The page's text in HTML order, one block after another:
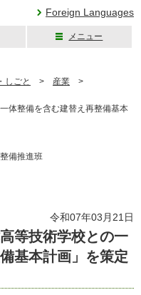
Foreign Languages
メニュー
しごと > 産業 >
体整備を含む建替え再整備基本
備推進班
令和07年03月21日
等技術学校との一
基本計画」を策定